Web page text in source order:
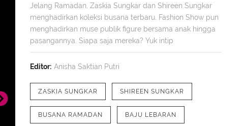
Jelang Ramadan, Zaskia Sungkar dan Shireen Sungkar
menghadirkan koleksi busana terbaru. Fashion Show pun
menghadirkan muse publik figure bersama anak hingga
pasangannya. Siapa saja mereka? Yuk intip
Editor: Anisha Saktian Putri
ZASKIA SUNGKAR SHIREEN SUNGKAR
BUSANA RAMADAN BAJU LEBARAN